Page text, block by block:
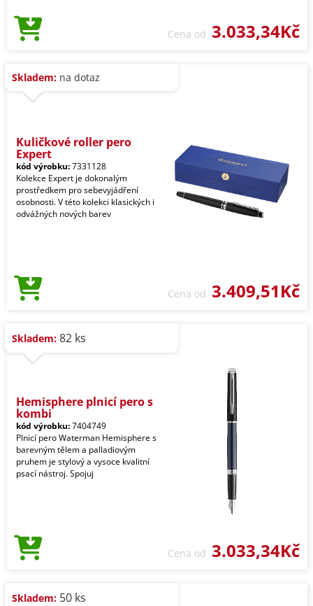
Cena od 3.033,34Kč
Skladem: na dotaz
Kuličkové roller pero
Expert
kód výrobku:7331128
Kolekce Expert je dokonalým
prostředkem pro sebevyjádření
osobnosti. V této kolekci klasických i
odvážných nových barev
Cena od 3.409,51Kč
Skladem: 82 ks
Hemisphere plnicí pero s
kombi
kód výrobku:7404749
Plnicí pero Waterman Hemisphere s
barevným tělem a palladiovým
pruhem je stylový a vysoce kvalitní
psací nástroj. Spojuj
Cena od 3.033,34Kč
Skladem: 50 ks